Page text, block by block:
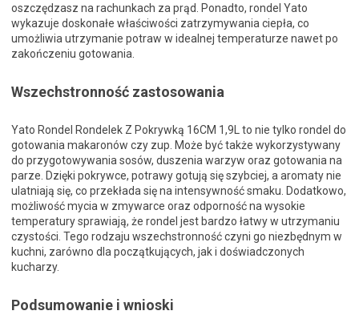
oszczędzasz na rachunkach za prąd. Ponadto, rondel Yato
wykazuje doskonałe właściwości zatrzymywania ciepła, co
umożliwia utrzymanie potraw w idealnej temperaturze nawet po
zakończeniu gotowania.
Wszechstronność zastosowania
Yato Rondel Rondelek Z Pokrywką 16CM 1,9L to nie tylko rondel do
gotowania makaronów czy zup. Może być także wykorzystywany
do przygotowywania sosów, duszenia warzyw oraz gotowania na
parze. Dzięki pokrywce, potrawy gotują się szybciej, a aromaty nie
ulatniają się, co przekłada się na intensywność smaku. Dodatkowo,
możliwość mycia w zmywarce oraz odporność na wysokie
temperatury sprawiają, że rondel jest bardzo łatwy w utrzymaniu
czystości. Tego rodzaju wszechstronność czyni go niezbędnym w
kuchni, zarówno dla początkujących, jak i doświadczonych
kucharzy.
Podsumowanie i wnioski